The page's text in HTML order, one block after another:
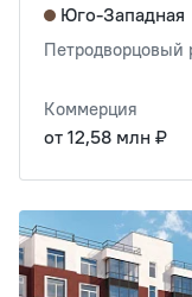
Юго-Западная
Петродворцовый
Коммерция
от 12,58 млн ₽